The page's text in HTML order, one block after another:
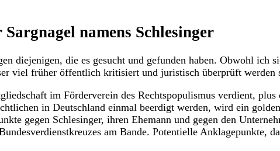
namens Schlesinger
diejenigen, die es gesucht und gefunden haben. Obwohl ich
viel früher öffentlich kritisiert und juristisch überprüft werden
im Förderverein des Rechtspopulismus verdient,
in Deutschland einmal beerdigt werden, wird ein
gegen Schlesinger, ihren Ehemann und gegen den
am Bande. Potentielle Anklagepunkte,